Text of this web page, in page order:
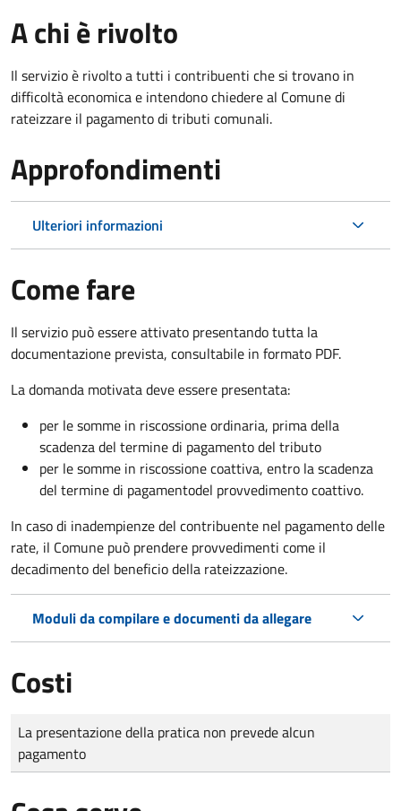
A chi è rivolto
Il servizio è rivolto a tutti i contribuenti che si trovano in
difficoltà economica e intendono chiedere al Comune di
rateizzare il pagamento di tributi comunali.
Approfondimenti
Ulteriori informazioni
Come fare
Il servizio può essere attivato presentando tutta la
documentazione prevista, consultabile in formato PDF.
La domanda motivata deve essere presentata:
per le somme in riscossione ordinaria, prima della
scadenza del termine di pagamento del tributo
per le somme in riscossione coattiva, entro la scadenza
del termine di pagamentodel provvedimento coattivo.
In caso di inadempienze del contribuente nel pagamento delle
rate, il Comune può prendere provvedimenti come il
decadimentodel beneficio della rateizzazione.
Moduli da compilare e documenti da allegare
Costi
Tipo di pagamento
Importo
La presentazione della pratica non prevede alcun
pagamento